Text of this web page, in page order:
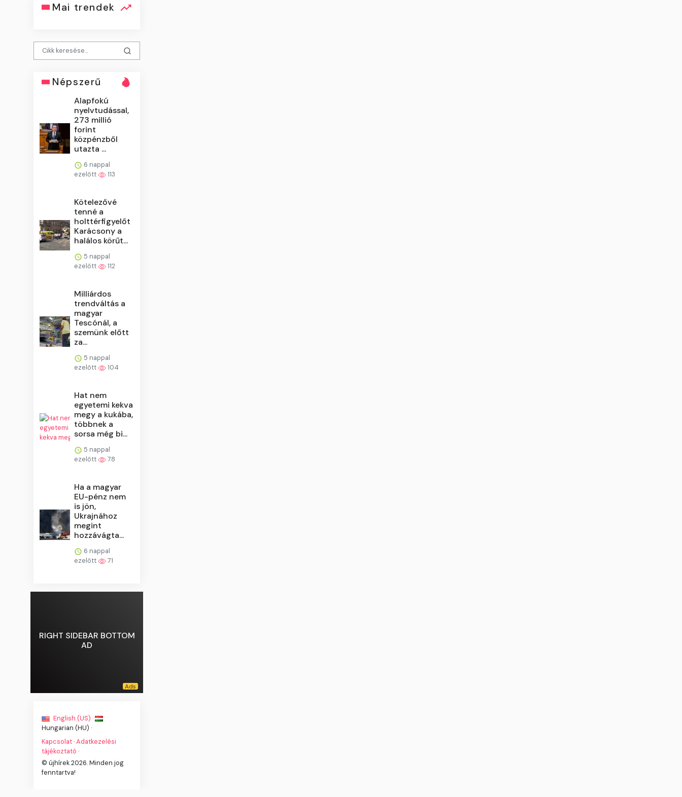
Mai trendek
Népszerű
Alapfokú
nyelvtudással,
273 millió
forint
közpénzből
utazta ...
6 nappal
ezelőtt
113
Kötelezővé
tenné a
holttérfigyelőt
Karácsony a
halálos körűt...
5 nappal
ezelőtt
112
Milliárdos
trendváltás a
magyar
Tescónál, a
szemünk előtt
za...
5 nappal
ezelőtt
104
Hat nem
egyetemi kekva
megy a kukába,
többnek a
sorsa még bi...
5 nappal
ezelőtt
78
Ha a magyar
EU-pénz nem
is jön,
Ukrajnához
megint
hozzávágta...
6 nappal
ezelőtt
71
RIGHT SIDEBAR BOTTOM
AD
English (US) ·
Hungarian (HU) ·
Kapcsolat ·Adatkezelési
tájékoztató ·
© újhírek 2026. Minden jog
fenntartva!